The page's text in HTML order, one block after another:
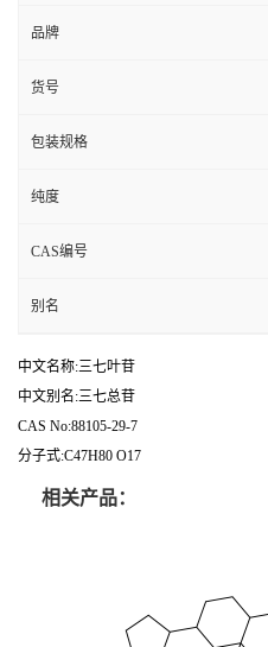
品牌
货号
包装规格
纯度
CAS编号
别名
中文名称:三七叶苷
中文别名:三七总苷
CAS No:88105-29-7
分子式:C47H80 O17
相关产品：